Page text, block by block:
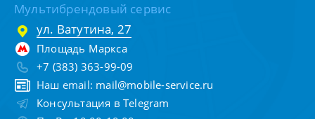
Мультибрендовый сервис
ул. Ватутина, 27
Площадь Маркса
+7 (383) 363-99-09
Наш email: mail@mobile-service.ru
Консультация в Telegram